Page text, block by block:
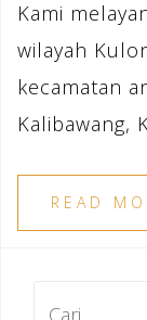
Kami
wilayah
kecamatan
Kalibawang,
READ